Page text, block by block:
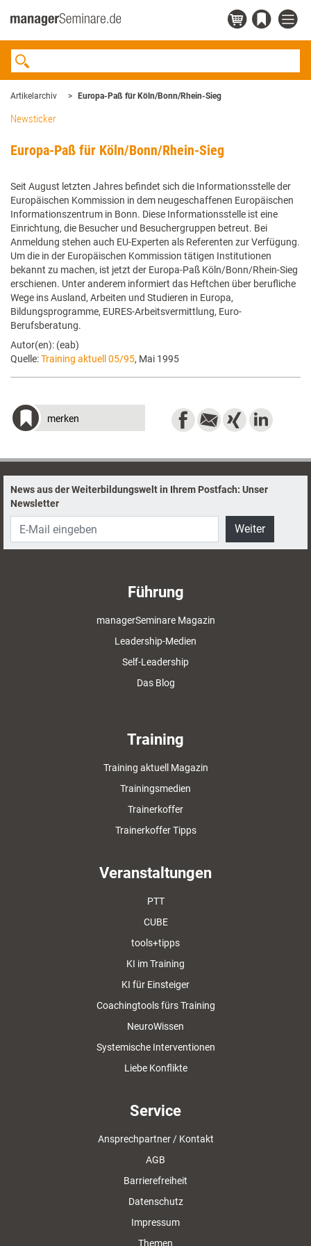
Artikelarchiv Europa-Paß für Köln/Bonn/Rhein-Sieg
Newsticker
Europa-Paß für Köln/Bonn/Rhein-Sieg
Seit August letzten Jahres befindet sich die Informationsstelle der
Europäischen Kommission in dem neugeschaffenen Europäischen
Informationszentrum in Bonn. Diese Informationsstelle ist eine
Einrichtung, die Besucher und Besuchergruppen betreut. Bei
Anmeldung stehen auch EU-Experten als Referenten zur Verfügung.
Um die in der Europäischen Kommission tätigen Institutionen
bekannt zu machen, ist jetzt der Europa-Paß Köln/Bonn/Rhein-Sieg
erschienen. Unter anderem informiert das Heftchen über berufliche
Wege ins Ausland, Arbeiten und Studieren in Europa,
Bildungsprogramme, EURES-Arbeitsvermittlung, Euro-
Berufsberatung.
Autor(en): (eab)
Quelle:Training aktuell 05/95, Mai 1995
merken
News aus der Weiterbildungswelt in Ihrem Postfach: Unser
Newsletter
Weiter
Führung
managerSeminare Magazin
Leadership-Medien
Self-Leadership
Das Blog
Training
Training aktuell Magazin
Trainingsmedien
Trainerkoffer
Trainerkoffer Tipps
Veranstaltungen
PTT
CUBE
tools+tipps
KI im Training
KI für Einsteiger
Coachingtools fürs Training
NeuroWissen
Systemische Interventionen
Liebe Konflikte
Service
Ansprechpartner / Kontakt
AGB
Barrierefreiheit
Datenschutz
Impressum
Themen